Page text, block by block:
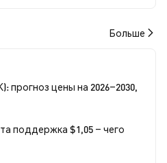
Больше
прогноз цены на 2026–2030,
поддержка $1,05 – чего